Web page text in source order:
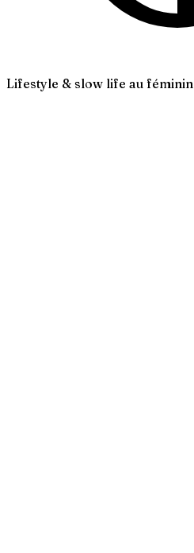
Lifestyle & slow life au féminin